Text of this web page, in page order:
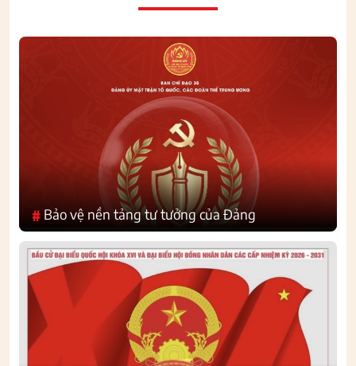
# Bảo vệ nền tảng tư tưởng của Đảng